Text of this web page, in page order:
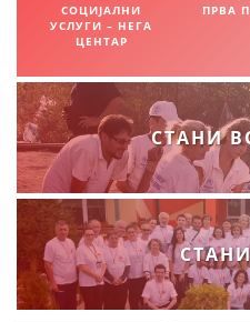
УПОТРЕБА И
КАКО ДА
ПОДГОТВЕНОСТ И
ТИМОВИ НА
ПРОЕКТИ – ПОДГОТВЕНОСТ И
ОДНОСИ
ИСТРАЖУВАЊЕ
СОЦИЈАЛНИ
УСЛУГИ – НЕГА
ЦЕНТАР
ПРВА
СТАНИ